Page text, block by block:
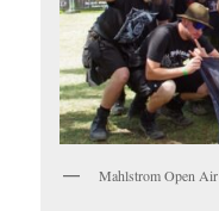
Mahlstrom Open Air